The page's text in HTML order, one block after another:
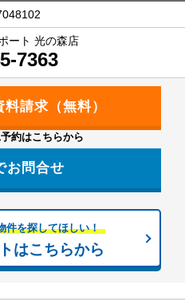
ート 光の森店
7363
約はこちらから
お問合せ
件を探してほしい！
はこちらから